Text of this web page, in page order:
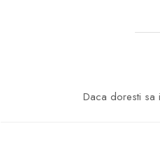
Daca doresti sa